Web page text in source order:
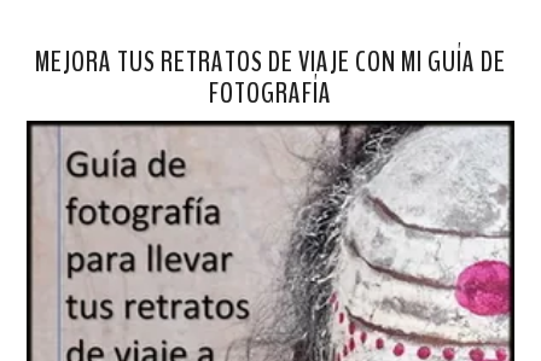
MEJORA TUS RETRATOS DE VIAJE CON MI GUÍA DE
FOTOGRAFÍA